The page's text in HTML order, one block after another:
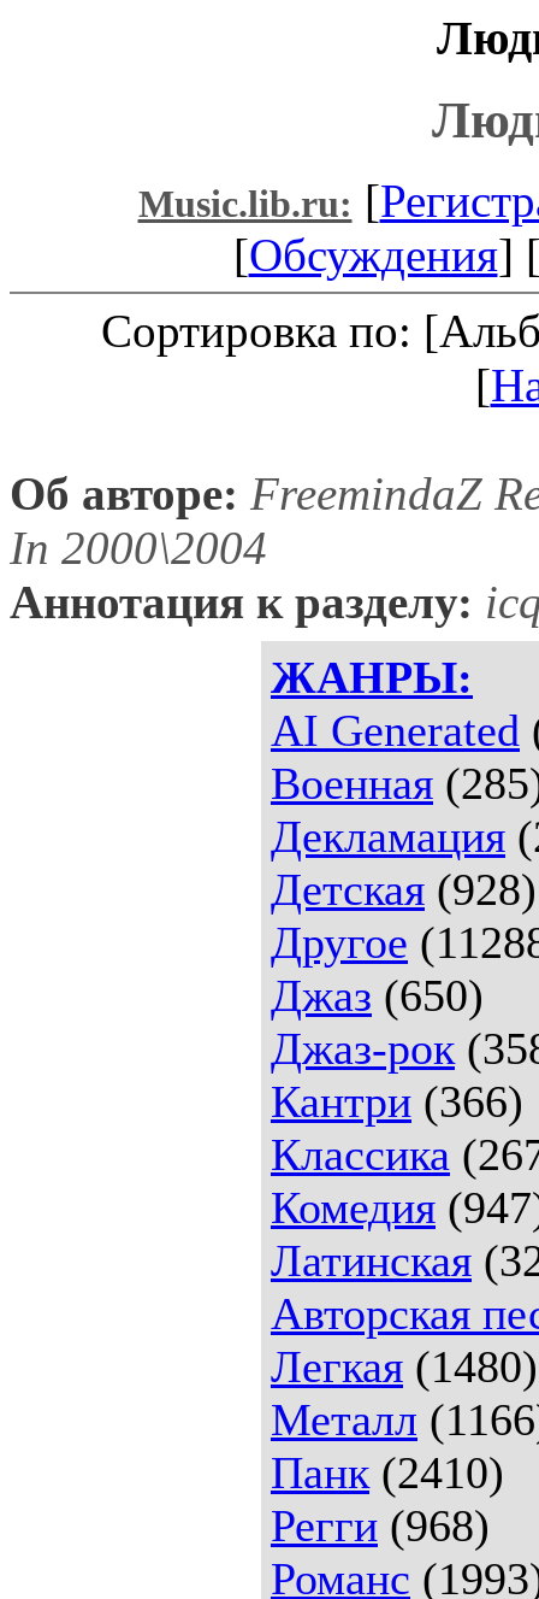
Music.lib.ru: [
[Обсуждения]
Сортировка по:
[
Об авторе: FreemindaZ
In 2000\2004
Аннотация к разделу:
ЖАНРЫ:
AI Generated
Военная
Декламация
Детская (928)
Другое
Джаз (650)
Джаз-рок
Кантри (366)
Классика
Комедия
Латинская
Авторская
Легкая (1480)
Металл
Панк (2410)
Регги (968)
Романс